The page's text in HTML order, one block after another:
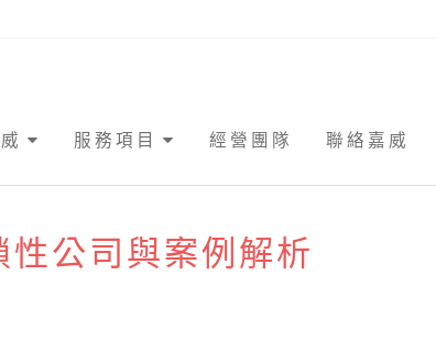
服務項目 經營團隊 聯絡嘉威
公司與案例解析